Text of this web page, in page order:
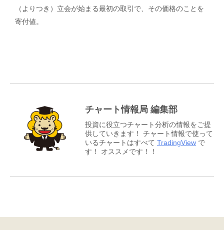
（よりつき）立会が始まる最初の取引で、その価格のことを
寄付値。
チャート情報局 編集部
投資に役立つチャート分析の情報をご提
供していきます！ チャート情報で使って
いるチャートはすべて TradingView で
す！ オススメです！！